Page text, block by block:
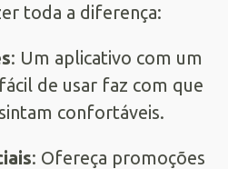
toda a diferença:
: Um aplicativo com um
de usar faz com que
confortáveis.
: Ofereça promoções